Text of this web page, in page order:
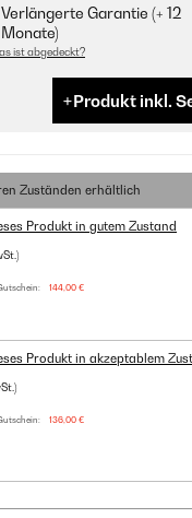
Verlängerte Garantie (+ 12
Monate)
ist abgedeckt?
Produkt inkl.
Zuständen erhältlich
Produkt in gutem Zustand
144,00 €
Produkt in akzeptablem
136,00 €